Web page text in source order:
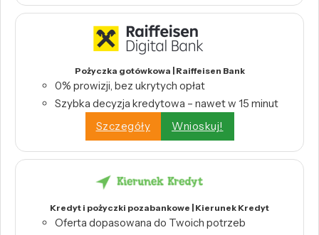
Pożyczka gotówkowa | Raiffeisen Bank
0% prowizji, bez ukrytych opłat
Szybka decyzja kredytowa – nawet w 15 minut
Szczegóły
Wnioskuj!
Kredyt i pożyczki pozabankowe | Kierunek Kredyt
Oferta dopasowana do Twoich potrzeb